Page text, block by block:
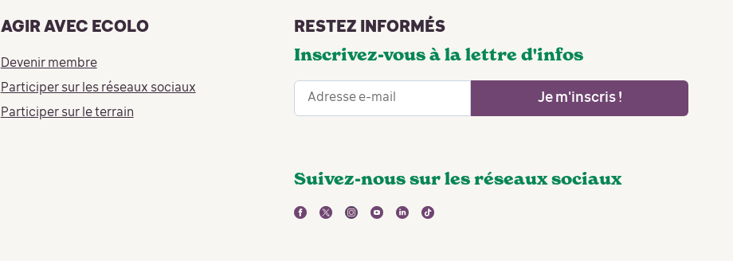
AGIR AVEC ECOLO
Devenir membre
Participer sur les réseaux sociaux
Participer sur le terrain
RESTEZ INFORMÉS
Inscrivez-vous à la lettre d'infos
Je m'inscris !
Suivez-nous sur les réseaux sociaux
facebook
twitterinstagram
youtube
linkedin
tiktok